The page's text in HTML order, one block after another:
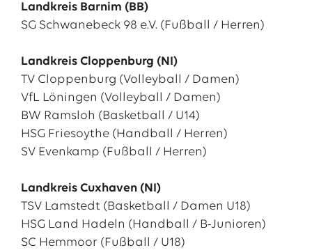
Landkreis Barnim (BB)
SG Schwanebeck 98 e.V. (Fußball / Herren)
Landkreis Cloppenburg (NI)
TV Cloppenburg (Volleyball / Damen)
VfL Löningen (Volleyball / Damen)
BW Ramsloh (Basketball / U14)
HSG Friesoythe (Handball / Herren)
SV Evenkamp (Fußball / Herren)
Landkreis Cuxhaven (NI)
TSV Lamstedt (Basketball / Damen U18)
HSG Land Hadeln (Handball / B-Junioren)
SC Hemmoor (Fußball / U18)